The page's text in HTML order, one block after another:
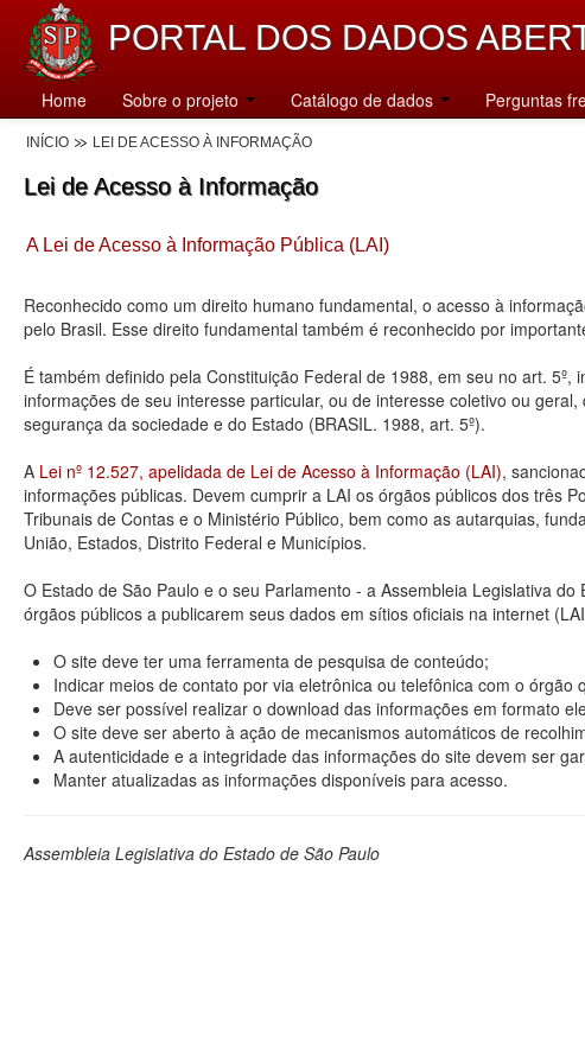
PORTAL DOS DADOS
Home Sobre o projeto Catálogo de dados Perguntas
INÍCIO LEI DE ACESSO À INFORMAÇÃO
Lei de Acesso à Informação
A Lei de Acesso à Informação Pública (LAI)
Reconhecido como um direito humano fundamental, o acesso à
pelo Brasil. Esse direito fundamental também é reconhecido por
É também definido pela Constituição Federal de 1988, em seu no art.
informações de seu interesse particular, ou de interesse coletivo ou
segurança da sociedade e do Estado (BRASIL. 1988, art. 5º).
A Lei nº 12.527, apelidada de Lei de Acesso à Informação (LAI),
informações públicas. Devem cumprir a LAI os órgãos públicos dos três
Tribunais de Contas e o Ministério Público, bem como as autarquias,
União, Estados, Distrito Federal e Municípios.
O Estado de São Paulo e o seu Parlamento - a Assembleia Legislativa
órgãos públicos a publicarem seus dados em sítios oficiais na internet
O site deve ter uma ferramenta de pesquisa de conteúdo;
Indicar meios de contato por via eletrônica ou telefônica com o órgão
Deve ser possível realizar o download das informações em formato
O site deve ser aberto à ação de mecanismos automáticos de
A autenticidade e a integridade das informações do site devem ser
Manter atualizadas as informações disponíveis para acesso.
Assembleia Legislativa do Estado de São Paulo